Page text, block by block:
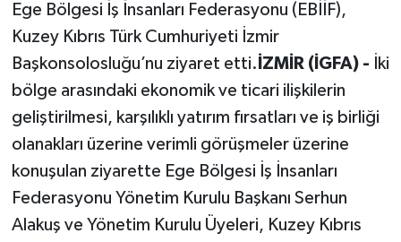
Ege Bölgesi İş İnsanları Federasyonu (EBİİF),
Kuzey Kıbrıs Türk Cumhuriyeti İzmir
Başkonsolosluğu’nu ziyaret etti. İZMİR (İGFA) -
İki
bölge arasındaki ekonomik ve ticari ilişkilerin
geliştirilmesi, karşılıklı yatırım fırsatları ve iş birliği
olanakları üzerine verimli görüşmeler üzerine
konuşulan ziyarette Ege Bölgesi İş İnsanları
Federasyonu Yönetim Kurulu Başkanı Serhun
Alakuş ve Yönetim Kurulu Üyeleri, Kuzey Kıbrıs